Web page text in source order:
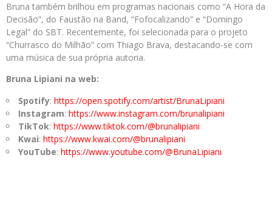
Bruna também brilhou em programas nacionais como “A Hora da
Decisão”, do Faustão na Band, “Fofocalizando” e “Domingo
Legal” do SBT. Recentemente, foi selecionada para o projeto
“Churrasco do Milhão” com Thiago Brava, destacando-se com
uma música de sua própria autoria.
Bruna Lipiani na web:
Spotify: https://open.spotify.com/artist/BrunaLipiani
Instagram: https://www.instagram.com/brunalipiani
TikTok: https://www.tiktok.com/@brunalipiani
Kwai: https://www.kwai.com/@brunalipiani
YouTube: https://www.youtube.com/@BrunaLipiani